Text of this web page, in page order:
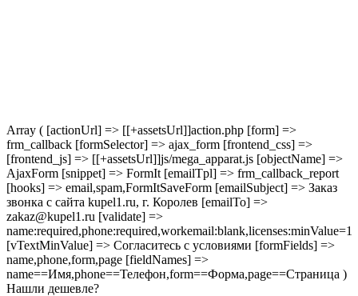
Array ( [actionUrl] => [[+assetsUrl]]action.php [form] =>
frm_callback [formSelector] => ajax_form [frontend_css] =>
[frontend_js] => [[+assetsUrl]]js/mega_apparat.js [objectName] =>
AjaxForm [snippet] => FormIt [emailTpl] => frm_callback_report
[hooks] => email,spam,FormItSaveForm [emailSubject] => Заказ
звонка с сайта kupel1.ru, г. Королев [emailTo] =>
zakaz@kupel1.ru [validate] =>
name:required,phone:required,workemail:blank,licenses:minValue=1
[vTextMinValue] => Согласитесь с условиями [formFields] =>
name,phone,form,page [fieldNames] =>
name==Имя,phone==Телефон,form==Форма,page==Страница )
Нашли дешевле?